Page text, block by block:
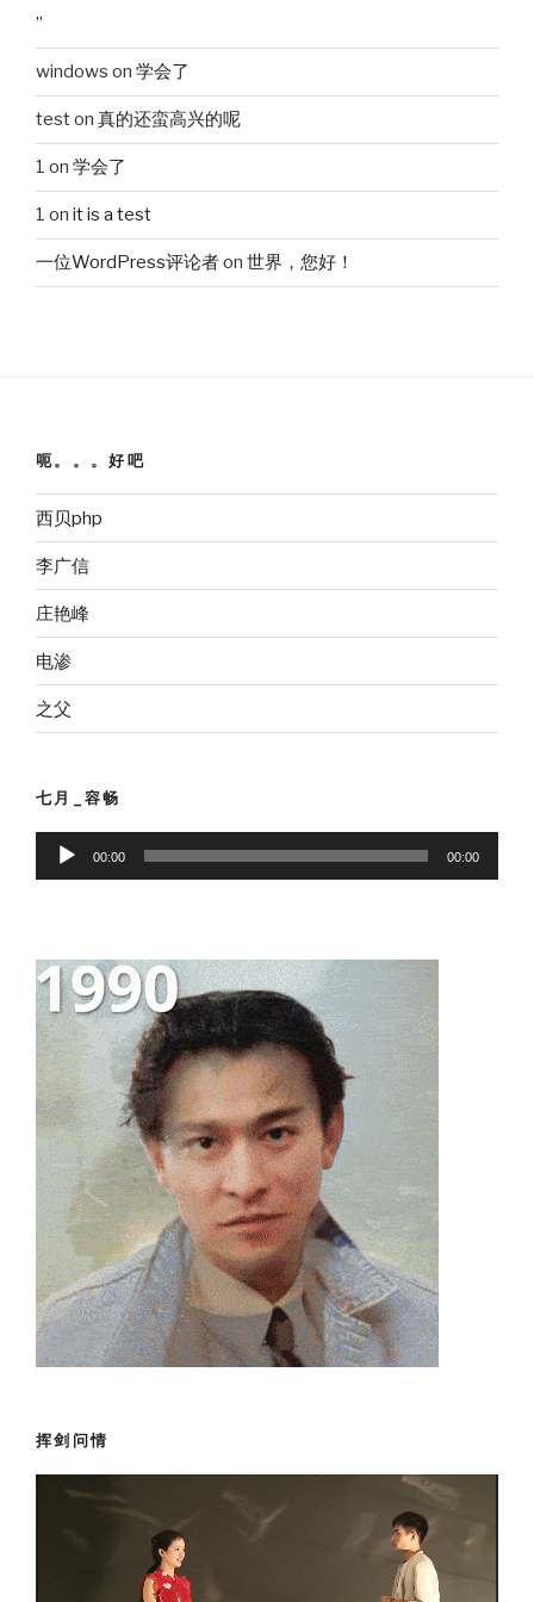
”
windows on 学会了
teston 真的还蛮高兴的呢
1 on 学会了
1 on it is a test
一位WordPress评论者on 世界，您好！
呃。。。好吧
西贝php
李广信
庄艳峰
电渗
之父
七月_容畅
Audio
00:00 00:00
挥剑问情
Video